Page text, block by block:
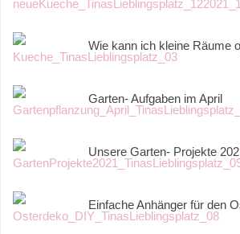
Wie kann ich kleine Räume
Garten- Aufgaben im April
Unsere Garten- Projekte
Einfache Anhänger für den